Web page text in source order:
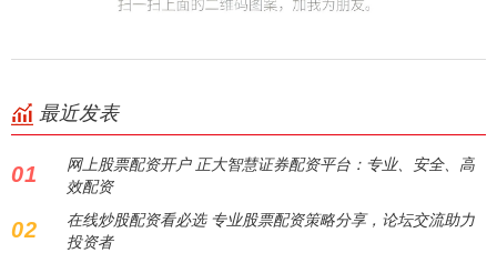
最近发表
01
网上股票配资开户 正大智慧证券配资平台：专业、安全、高
效配资
02
在线炒股配资看必选 专业股票配资策略分享，论坛交流助力
投资者